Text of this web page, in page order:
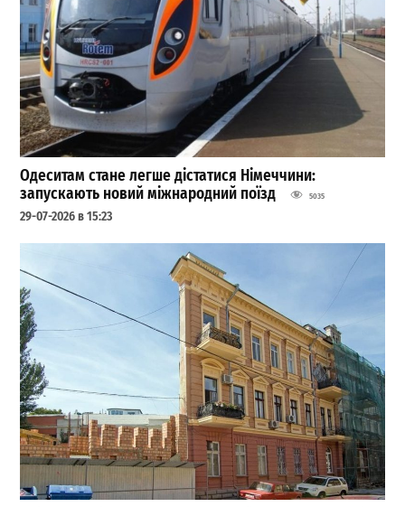
Одеситам стане легше дістатися Німеччини:
запускають новий міжнародний поїзд
5035
29-07-2026 в 15:23